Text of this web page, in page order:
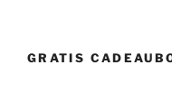
GRATIS